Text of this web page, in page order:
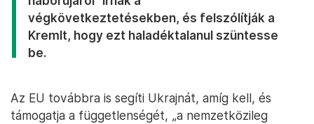
végkövetkeztetésekben, és felszólítják a
Kremlt, hogy ezt haladéktalanul szüntesse
be.
Az EU továbbra is segíti Ukrajnát, amíg kell, és
támogatja a függetlenségét, „a nemzetközileg